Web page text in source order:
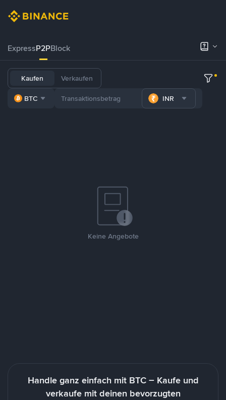
ExpressP2PBlock
Kaufen Verkaufen
BTC INR
Keine Angebote
Handle ganz einfach mit BTC – Kaufe und
verkaufe mit deinen bevorzugten